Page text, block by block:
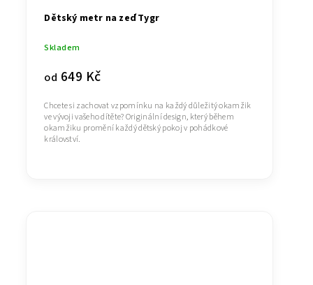
Dětský metr na zeď Tygr
Skladem
od 649 Kč
Chcete si zachovat vzpomínku na každý důležitý okamžik
ve vývoji vašeho dítěte? Originální design, který během
okamžiku promění každý dětský pokoj v pohádkové
království.